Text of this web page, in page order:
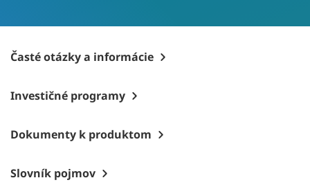
Časté otázky a informácie
Investičné programy
Dokumenty k produktom
Slovník pojmov